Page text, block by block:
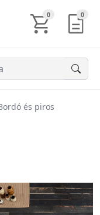
0KOSÁR 0
és piros